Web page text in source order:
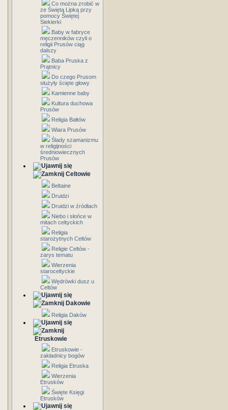
Co można zrobić w
ze Świętą Lipką przy
pomocy Świętej
Siekierki
Baby w fabryce
męczenników czyli o
religii Prusów ciąg
dalszy
Baba Pruska z
Prątnicy
Do czego Prusom
służyły ścięte głowy
Kamienne baby
Kultura duchowa
Prusów
Religia Bałtów
Wiara Prusów
Ślady szamanizmu
w religijności
średniowiecznych
Prusów
Celtowie
Beltaine
Druidzi
Druidzi w źródłach
Niebo i słońce w
mitach celtyckich
Religia
starożytnych Celtów
Religie Celtów -
zarys tematu
Wierzenia
staroceltyckie
Wędrówki dusz u
Celtów
Dakowie
Religia Daków
Etruskowie
Etruskowie -
zakładnicy bogów
Religia Etruska
Wierzenia
Etrusków
Święte Księgi
Etrusków